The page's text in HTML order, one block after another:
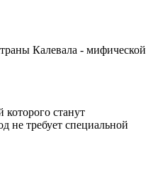
Калевала - мифической
станут
не требует специальной